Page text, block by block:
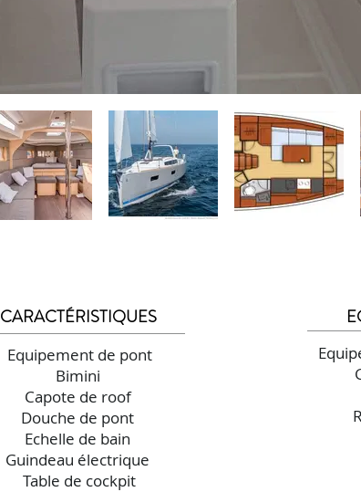
CARACTÉRISTIQUES
Equipement de pont
Bimini
Capote de roof
Douche de pont
Echelle de bain
Guindeau électrique
Table de cockpit